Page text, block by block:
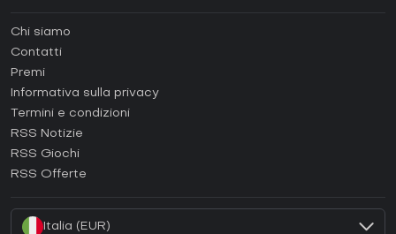
Come attivare una Steam CD Key?
Come attivare una Epic Games CD Key?
Come attivare una GOG CD Key?
Come attivare una Ubisoft Connect CD Key?
Chi siamo
Contatti
Premi
Informativa sulla privacy
Termini e condizioni
RSS Notizie
RSS Giochi
RSS Offerte
Italia (EUR)